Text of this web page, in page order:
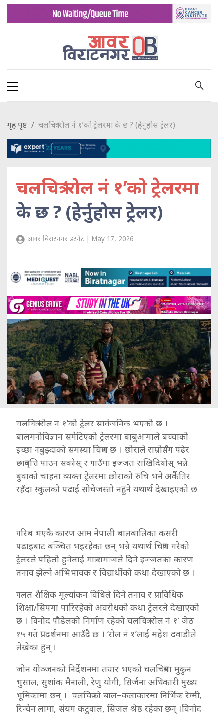
गृह पृष्ट चलचित्र ‘रोल नं १’को ट्रेलरमा के छ ? (हेर्नुहोस ट्रेलर)
चलचित्र ‘रोल नं १’को ट्रेलरमा
के छ ? (हेर्नुहोस ट्रेलर)
आवर बिराटनगर डटनेट | May 17, 2026
चलचित्र ‘रोल नं १’को ट्रेलर सार्वजनिक भएको छ ।
बालमनोविज्ञान समेटिएको ट्रेलरमा बाबुआमाले बच्चाको
इच्छा नबुझ्दाको समस्या चित्रण छ । छोराले राम्रोसँग पढेर
छात्रवृत्ति पाउन सकोस् र गाउँमा इज्जत राखिदियोस् भन्ने
बुवाको चाहना व्यक्त ट्रेलरमा छोराको रुचि भने अर्कैतिर
रहँदा स्कुलको पढाई सोचेजस्तो नहुने यथार्थ देखाइएको छ
।
गरिब भएकै कारण आम नेपाली बालबालिका कसरी
पढाइबाट बञ्चित भइरहेका छन् भन्ने यथार्थ चित्रण गरेको
ट्रेलरले पहिलो हुनेलाई मात्र समाजले दिने इज्जतका कारण
तनाव झेल्ने अभिभावक र विद्यार्थीको कथा देखाएको छ ।
गलत शैक्षिक मूल्यांकन विधिले दिने तनाव र प्राविधिक
शिक्षा/सिपमा पारिरहेको अवरोधको कथा ट्रेलरले देखाएको
छ । विनोद पौडेलको निर्माण रहेको चलचित्र ‘रोल नं १’ जेठ
१५ गते प्रदर्शनमा आउँदै छ । ‘रोल नं १’लाई महेश दवाडीले
लेखेका हुन् ।
जोन योञ्जनको निर्देशनमा तयार भएको चलचित्रमा मुकुन
भुसाल, सुशांक मैनाली, रेणु योगी, सिर्जना अधिकारी मुख्य
भूमिकामा छन् । चलचित्रको बाल–कलाकारमा निर्भिक रेग्मी,
रिन्चेन लामा, संयम कटुवाल, सिजल श्रेष्ठ रहेका छन् ।विनोद